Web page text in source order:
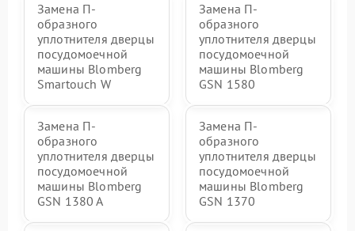
Замена П-
образного
уплотнителя дверцы
посудомоечной
машины Blomberg
Smartouch W
Замена П-
образного
уплотнителя дверцы
посудомоечной
машины Blomberg
GSN 1580
Замена П-
образного
уплотнителя дверцы
посудомоечной
машины Blomberg
GSN 1380 A
Замена П-
образного
уплотнителя дверцы
посудомоечной
машины Blomberg
GSN 1370